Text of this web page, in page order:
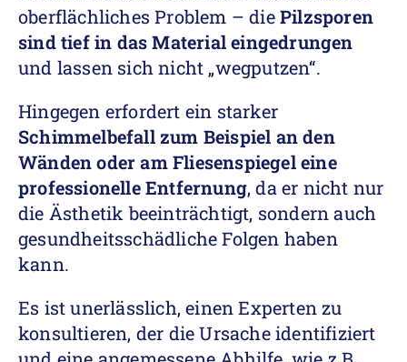
oberflächliches Problem – diePilzsporen
sind tief in das Material eingedrungen
und lassen sich nicht „wegputzen“.
Hingegen erfordert ein starker
Schimmelbefall zum Beispiel an den
Wänden oder am Fliesenspiegel eine
professionelle Entfernung, da er nicht nur
die Ästhetik beeinträchtigt, sondern auch
gesundheitsschädliche Folgen haben
kann.
Es ist unerlässlich, einen Experten zu
konsultieren, der die Ursache identifiziert